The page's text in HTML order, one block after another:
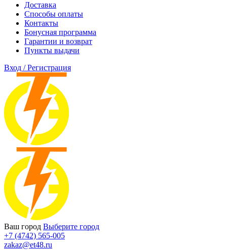
Доставка
Способы оплаты
Контакты
Бонусная программа
Гарантии и возврат
Пункты выдачи
Вход / Регистрация
Ваш город Выберите город
+7 (4742) 565-005
zakaz@et48.ru